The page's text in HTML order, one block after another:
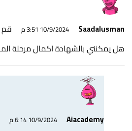
Saadalusman 10/9/2024 3:51 م
قم
هل يمكنني بالشهادة اكمال مرحلة
Aiacademy 10/9/2024 6:14 م